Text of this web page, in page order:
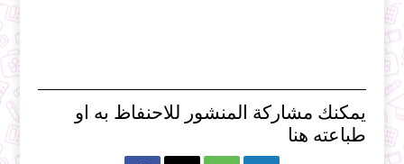
يمكنك مشاركة المنشور للاحنفاظ به او
طباعته هنا